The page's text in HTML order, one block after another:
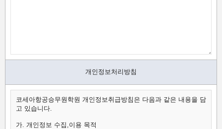
개인정보처리방침
코세아항공승무원학원 개인정보취급방침은 다음과 같은 내용을 담
고 있습니다.
가. 개인정보 수집,이용 목적